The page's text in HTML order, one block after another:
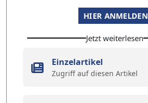
HIER ANMELDEN
Jetzt weiterlesen
Einzelartikel
Zugriff auf diesen Artikel